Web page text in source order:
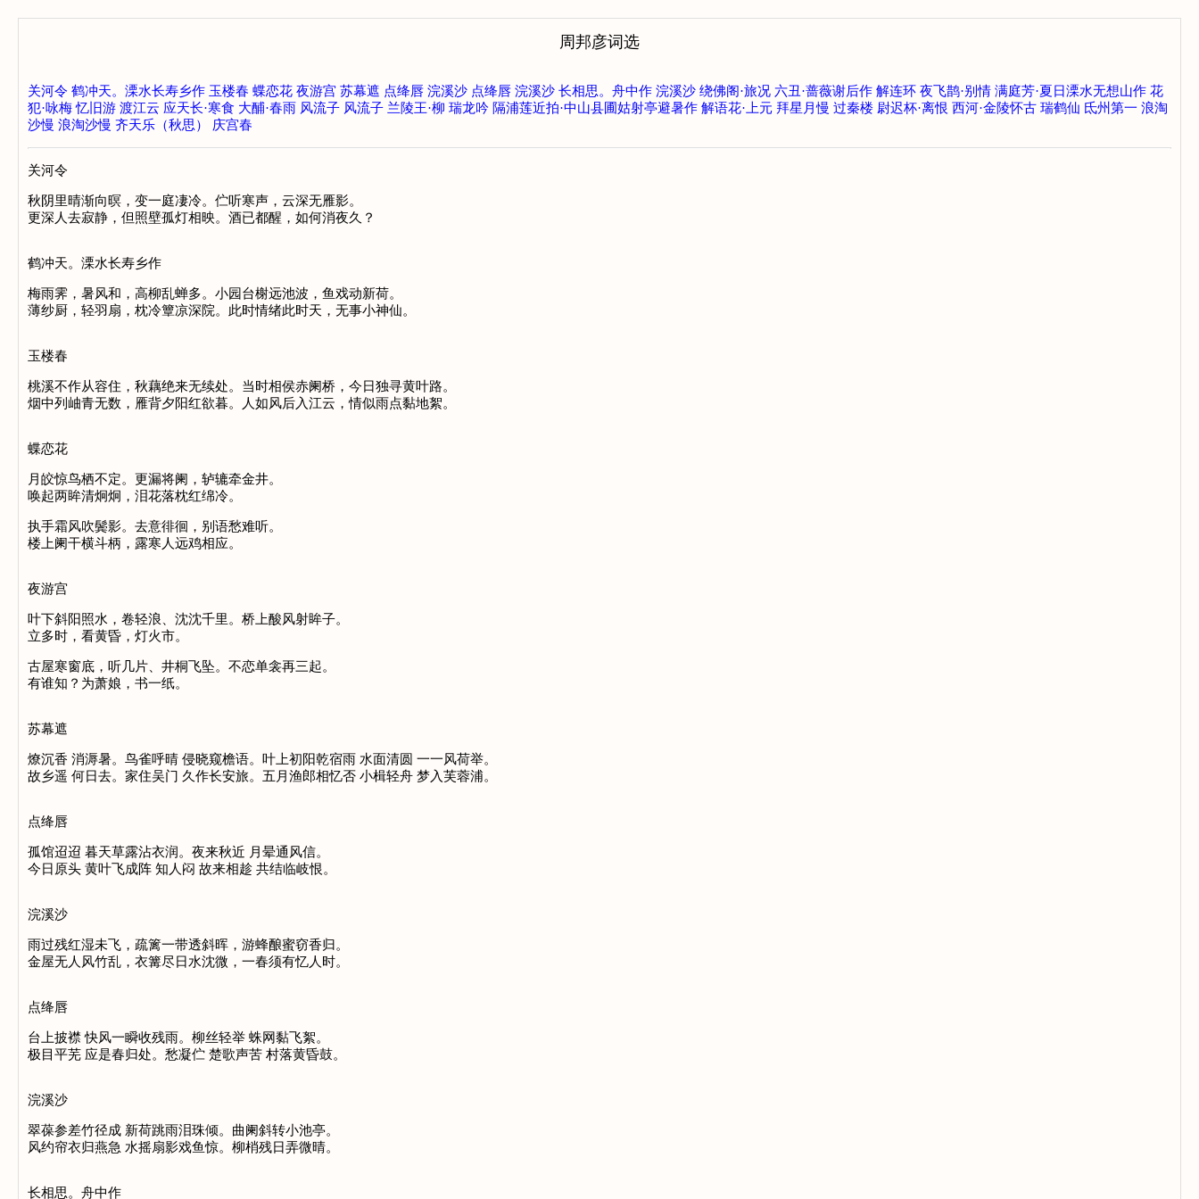
周邦彦词选
关河令 鹤冲天。溧水长寿乡作 玉楼春 蝶恋花 夜游宫 苏幕遮 点绛唇 浣溪沙 点绛唇 浣溪沙 长相思。舟中作 浣溪沙 绕佛阁·旅况 六丑·蔷薇谢后作 解连环 夜飞鹊·别情 满庭芳·夏日溧水无想山作 花
犯·咏梅 忆旧游 渡江云 应天长·寒食 大酺·春雨 风流子 风流子 兰陵王·柳 瑞龙吟 隔浦莲近拍·中山县圃姑射亭避暑作 解语花·上元 拜星月慢 过秦楼 尉迟杯·离恨 西河·金陵怀古 瑞鹤仙 氐州第一 浪淘
沙慢 浪淘沙慢 齐天乐（秋思） 庆宫春
关河令
秋阴里晴渐向暝，变一庭凄冷。伫听寒声，云深无雁影。
更深人去寂静，但照壁孤灯相映。酒已都醒，如何消夜久？
鹤冲天。溧水长寿乡作
梅雨霁，暑风和，高柳乱蝉多。小园台榭远池波，鱼戏动新荷。
薄纱厨，轻羽扇，枕冷簟凉深院。此时情绪此时天，无事小神仙。
玉楼春
桃溪不作从容住，秋藕绝来无续处。当时相侯赤阑桥，今日独寻黄叶路。
烟中列岫青无数，雁背夕阳红欲暮。人如风后入江云，情似雨点黏地絮。
蝶恋花
月皎惊鸟栖不定。更漏将阑，轳辘牵金井。
唤起两眸清炯炯，泪花落枕红绵冷。
执手霜风吹鬓影。去意徘徊，别语愁难听。
楼上阑干横斗柄，露寒人远鸡相应。
夜游宫
叶下斜阳照水，卷轻浪、沈沈千里。桥上酸风射眸子。
立多时，看黄昏，灯火市。
古屋寒窗底，听几片、井桐飞坠。不恋单衾再三起。
有谁知？为萧娘，书一纸。
苏幕遮
燎沉香 消溽暑。鸟雀呼晴 侵晓窥檐语。叶上初阳乾宿雨 水面清圆 一一风荷举。
故乡遥 何日去。家住吴门 久作长安旅。五月渔郎相忆否 小楫轻舟 梦入芙蓉浦。
点绛唇
孤馆迢迢 暮天草露沾衣润。夜来秋近 月晕通风信。
今日原头 黄叶飞成阵 知人闷 故来相趁 共结临岐恨。
浣溪沙
雨过残红湿未飞，疏篱一带透斜晖，游蜂酿蜜窃香归。
金屋无人风竹乱，衣篝尽日水沈微，一春须有忆人时。
点绛唇
台上披襟 快风一瞬收残雨。柳丝轻举 蛛网黏飞絮。
极目平芜 应是春归处。愁凝伫 楚歌声苦 村落黄昏鼓。
浣溪沙
翠葆参差竹径成 新荷跳雨泪珠倾。曲阑斜转小池亭。
风约帘衣归燕急 水摇扇影戏鱼惊。柳梢残日弄微晴。
长相思。舟中作